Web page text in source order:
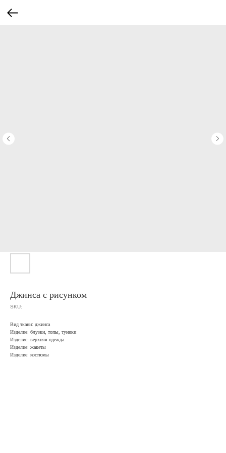
Джинса с рисунком
SKU:
Вид ткани: джинса
Изделие: блузки, топы, туники
Изделие: верхняя одежда
Изделие: жакеты
Изделие: костюмы